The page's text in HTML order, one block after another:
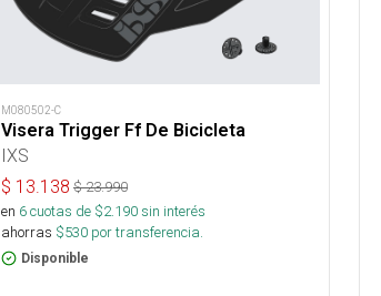
M080502-C
Visera Trigger Ff De Bicicleta
IXS
$ 13.138 $23.990
en 6cuotas de $2.190sin interés
ahorras $530 por transferencia.
Disponible